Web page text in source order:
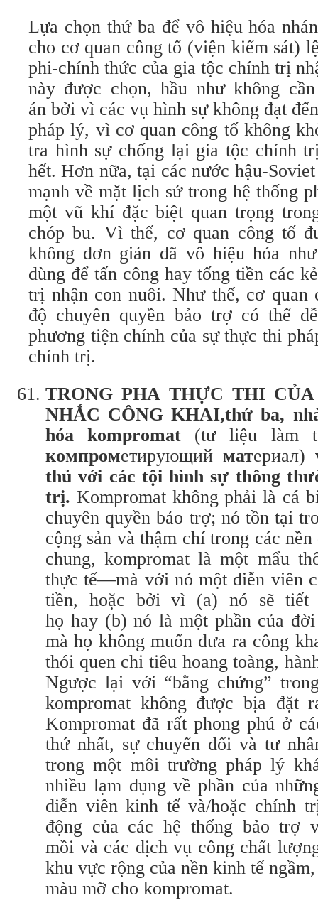
Lựa chọn thứ ba để vô hiệu hóa
cho cơ quan công tố (viện kiểm sát)
phi-chính thức của gia tộc chính trị
này được chọn, hầu như không
án bởi vì các vụ hình sự không đạt
pháp lý, vì cơ quan công tố không
tra hình sự chống lại gia tộc chính
hết. Hơn nữa, tại các nước hậu-
mạnh về mặt lịch sử trong hệ thống
một vũ khí đặc biệt quan trọng
chóp bu. Vì thế, cơ quan công tố
không đơn giản đã vô hiệu hóa
dùng để tấn công hay tống tiền các
trị nhận con nuôi. Như thế, cơ quan
độ chuyên quyền bảo trợ có thể
phương tiện chính của sự thực thi
chính trị.
TRONG PHA THỰC THI
NHẮC CÔNG KHAI,thứba,
hóa kompromat (tư liệu làm
компрометирующийматериал)
thủ với các tội hình sự thông
trị. Kompromat không phải là cá
chuyên quyền bảo trợ; nó tồn tại
cộng sản và thậm chí trong các
chung, kompromat là một mẩu
thực tế—mà với nó một diễn viên
tiền, hoặc bởi vì (a) nó sẽ tiết
họ hay (b) nó là một phần của
mà họ không muốn đưa ra công
thói quen chi tiêu hoang toàng,
Ngược lại với “bằng chứng”
kompromat không được bịa đặt
Kompromat đã rất phong phú ở
thứ nhất, sự chuyển đổi và tư
trong một môi trường pháp lý
nhiều lạm dụng về phần của
diễn viên kinh tế và/hoặc chính
động của các hệ thống bảo trợ
mồi và các dịch vụ công chất
khu vực rộng của nền kinh tế
màu mỡ cho kompromat.